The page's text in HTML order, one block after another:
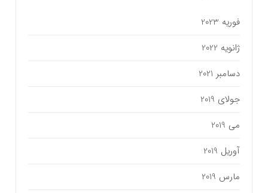
فوریه 2023
ژانویه 2022
دسامبر 2021
جولای 2019
می 2019
آوریل 2019
مارس 2019